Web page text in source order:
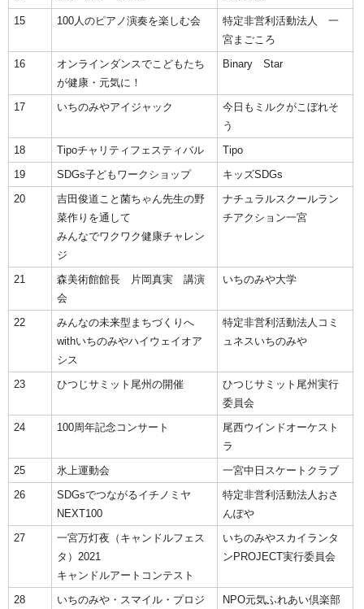
15
100人のピアノ演奏を楽しむ会
特定非営利活動法人 一
宮まごころ
16
オンラインダンスでこどもたち
が健康・元気に！
Binary Star
17 いちのみやアイジャック
今日もミルクがこぼれそ
う
18
Tipoチャリティフェスティバル
Tipo
19
SDGs子どもワークショップ
キッズSDGs
20
吉田俊道こと菌ちゃん先生の野
菜作りを通して
みんなでワクワク健康チャレン
ジ
ナチュラルスクールラン
チアクション一宮
21
森美術館館長 片岡真実 講演
会
いちのみや大学
22
みんなの未来型まちづくりへ
withいちのみやハイウェイオア
シス
特定非営利活動法人コミ
ュネスいちのみや
23 ひつじサミット尾州の開催
ひつじサミット尾州実行
委員会
24
100周年記念コンサート
尾西ウインドオーケスト
ラ
25
氷上運動会
一宮中日スケートクラブ
26
SDGsでつながるイチノミヤ
NEXT100
特定非営利活動法人おさ
んぽや
27
一宮万灯夜（キャンドルフェス
タ）2021
キャンドルアートコンテスト
いちのみやスカイランタ
ンPROJECT実行委員会
28
いちのみや・スマイル・プロジ
NPO元気ふれあい倶楽部